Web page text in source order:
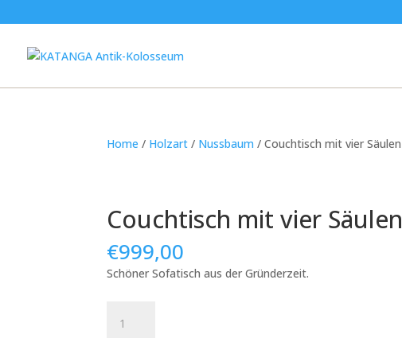
Home / Holzart / Nussbaum / Couchtisch mit vier Säulen
Couchtisch mit vier Säulen
€999,00
Schöner Sofatisch aus der Gründerzeit.
mit